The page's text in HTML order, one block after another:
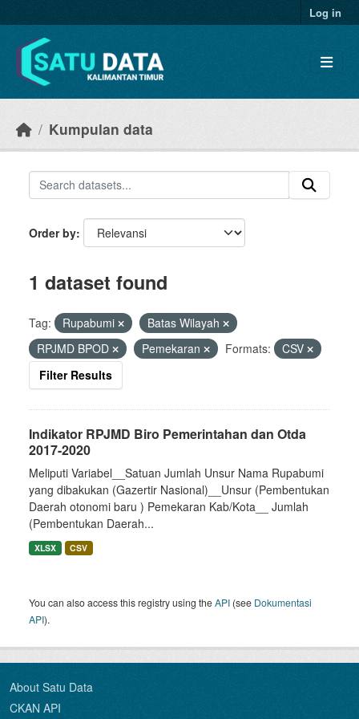
Log in
Kumpulan data
Order by
1 dataset found
Tag: Rupabumi
Batas Wilayah
RPJMD BPOD
Pemekaran Formats:
CSV
Filter Results
Indikator RPJMD Biro Pemerintahan dan Otda
2017-2020
Meliputi Variabel__Satuan Jumlah Unsur Nama Rupabumi
yang dibakukan (Gazertir Nasional)__Unsur (Pembentukan
Daerah otonomi baru ) Pemekaran Kab/Kota__ Jumlah
(Pembentukan Daerah...
XLSX CSV
You can also access this registry using theAPI (see Dokumentasi
API).
About Satu Data
CKAN API